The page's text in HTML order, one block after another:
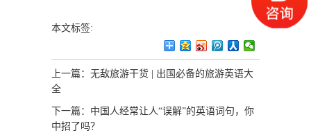
本文标签:
上一篇： 无敌旅游干货 | 出国必备的旅游英语大
全
下一篇： 中国人经常让人“误解”的英语词句，你
中招了吗？